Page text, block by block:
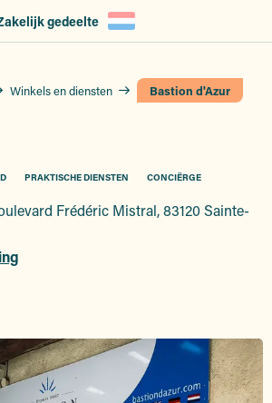
gedeelte
Winkels en diensten Bastion d'Azur
PRAKTISCHE DIENSTEN CONCIËRGE
Frédéric Mistral, 83120 Sainte-
aux favoris